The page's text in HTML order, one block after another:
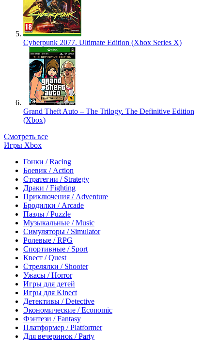
Cyberpunk 2077. Ultimate Edition (Xbox Series X)
Grand Theft Auto – The Trilogy. The Definitive Edition
(Xbox)
Смотреть все
Игры Xbox
Гонки / Racing
Боевик / Action
Стратегии / Strategy
Драки / Fighting
Приключения / Adventure
Бродилки / Arcade
Пазлы / Puzzle
Музыкальные / Music
Симуляторы / Simulator
Ролевые / RPG
Спортивные / Sport
Квест / Quest
Стрелялки / Shooter
Ужасы / Horror
Игры для детей
Игры для Kinect
Детективы / Detective
Экономические / Economic
Фэнтези / Fantasy
Платформер / Platformer
Для вечеринок / Party